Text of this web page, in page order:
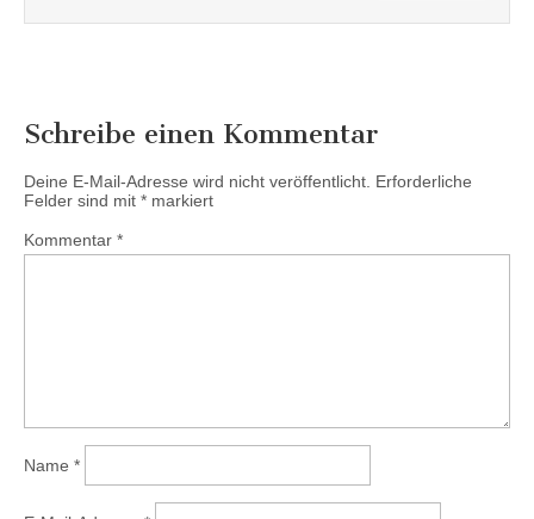
Schreibe einen Kommentar
Deine E-Mail-Adresse wird nicht veröffentlicht. Erforderliche
Felder sind mit * markiert
Kommentar *
Name *